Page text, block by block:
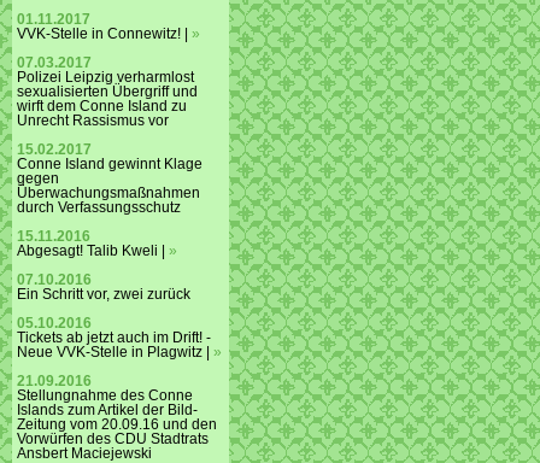
01.11.2017
VVK-Stelle in Connewitz! | »
07.03.2017
Polizei Leipzig verharmlost
sexualisierten Übergriff und
wirft dem Conne Island zu
Unrecht Rassismus vor
15.02.2017
Conne Island gewinnt Klage
gegen
Überwachungsmaßnahmen
durch Verfassungsschutz
15.11.2016
Abgesagt! Talib Kweli | »
07.10.2016
Ein Schritt vor, zwei zurück
05.10.2016
Tickets ab jetzt auch im Drift! -
Neue VVK-Stelle in Plagwitz | »
21.09.2016
Stellungnahme des Conne
Islands zum Artikel der Bild-
Zeitung vom 20.09.16 und den
Vorwürfen des CDU Stadtrats
Ansbert Maciejewski